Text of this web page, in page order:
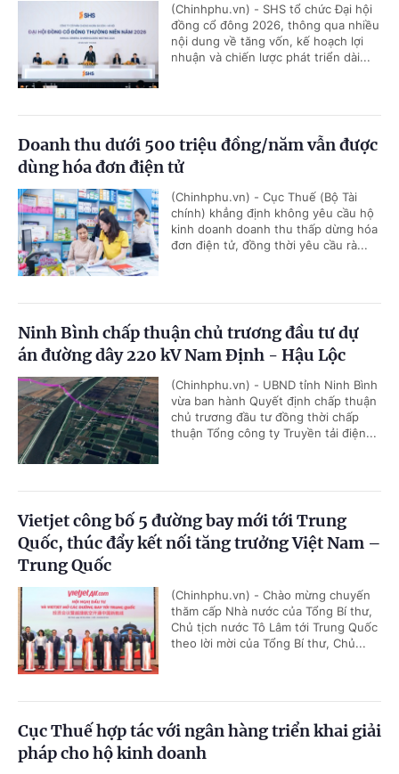
(Chinhphu.vn) - SHS tổ chức Đại hội
đồng cổ đông 2026, thông qua nhiều
nội dung về tăng vốn, kế hoạch lợi
nhuận và chiến lược phát triển dài...
Doanh thu dưới 500 triệu đồng/năm vẫn được
dùng hóa đơn điện tử
(Chinhphu.vn) - Cục Thuế (Bộ Tài
chính) khẳng định không yêu cầu hộ
kinh doanh doanh thu thấp dừng hóa
đơn điện tử, đồng thời yêu cầu rà...
Ninh Bình chấp thuận chủ trương đầu tư dự
án đường dây 220 kV Nam Định - Hậu Lộc
(Chinhphu.vn) - UBND tỉnh Ninh Bình
vừa ban hành Quyết định chấp thuận
chủ trương đầu tư đồng thời chấp
thuận Tổng công ty Truyền tải điện...
Vietjet công bố 5 đường bay mới tới Trung
Quốc, thúc đẩy kết nối tăng trưởng Việt Nam –
Trung Quốc
(Chinhphu.vn) - Chào mừng chuyến
thăm cấp Nhà nước của Tổng Bí thư,
Chủ tịch nước Tô Lâm tới Trung Quốc
theo lời mời của Tổng Bí thư, Chủ...
Cục Thuế hợp tác với ngân hàng triển khai giải
pháp cho hộ kinh doanh